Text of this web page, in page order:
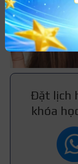
Đặt lịch
khóa